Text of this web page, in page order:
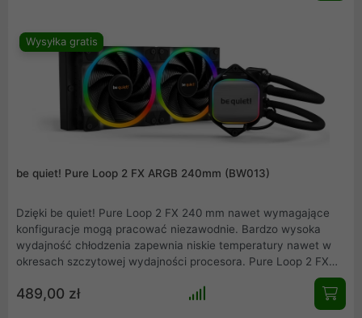
Wysyłka gratis
be quiet! Pure Loop 2 FX ARGB 240mm (BW013)
Dzięki be quiet! Pure Loop 2 FX 240 mm nawet wymagające
konfiguracje mogą pracować niezawodnie. Bardzo wysoka
wydajność chłodzenia zapewnia niskie temperatury nawet w
okresach szczytowej wydajności procesora. Pure Loop 2 FX
240 mm to preferowane rozwiązanie chłodzenia wodą dla
wszystkich popularnych procesorów. Podświetlane wentylator
Light Wings 120 mm rozświetlą wnętrze Twojego zestawy
489,00 zł